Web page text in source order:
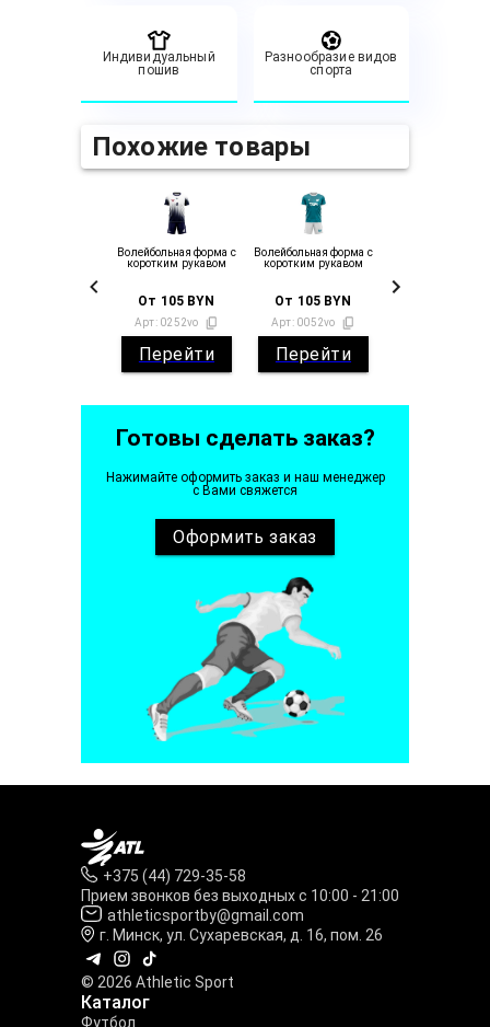
Индивидуальный
пошив
Разнообразие видов
спорта
Похожие товары
Волейбольная форма с
коротким рукавом
От 105 BYN
Арт: 0252vo
Перейти
Волейбольная форма с
коротким рукавом
От 105 BYN
Арт: 0052vo
Перейти
Готовы сделать заказ?
Нажимайте оформить заказ и наш менеджер
с Вами свяжется
Оформить заказ
+375 (44) 729-35-58
Прием звонков без выходных с 10:00 - 21:00
athleticsportby@gmail.com
г. Минск, ул. Сухаревская, д. 16, пом. 26
© 2026 Athletic Sport
Каталог
Футбол